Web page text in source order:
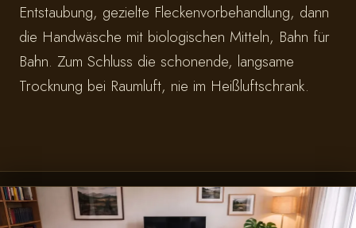
Entstaubung, gezielte Fleckenvorbehandlung, dann
die Handwäsche mit biologischen Mitteln, Bahn für
Bahn. Zum Schluss die schonende, langsame
Trocknung bei Raumluft, nie im Heißluftschrank.